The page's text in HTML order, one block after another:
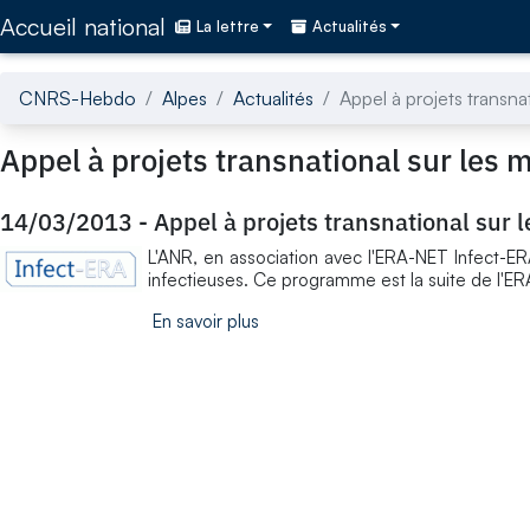
Accueil national La lettre Actualités
CNRS-Hebdo Alpes Actualités Appel à projets
Appel à projets transnational sur les
14/03/2013 - Appel à projets transnational sur
L'ANR, en association avec l'ERA-NET Infect-
infectieuses. Ce programme est la suite de
En savoir plus